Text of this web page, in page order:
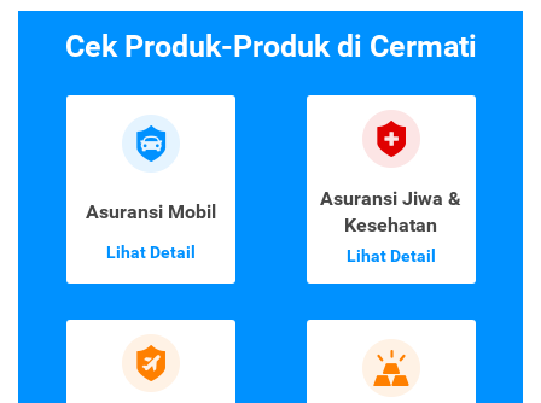
Cek Produk-Produk di Cermati
Asuransi Mobil
Lihat Detail
Asuransi Jiwa &
Kesehatan
Lihat Detail